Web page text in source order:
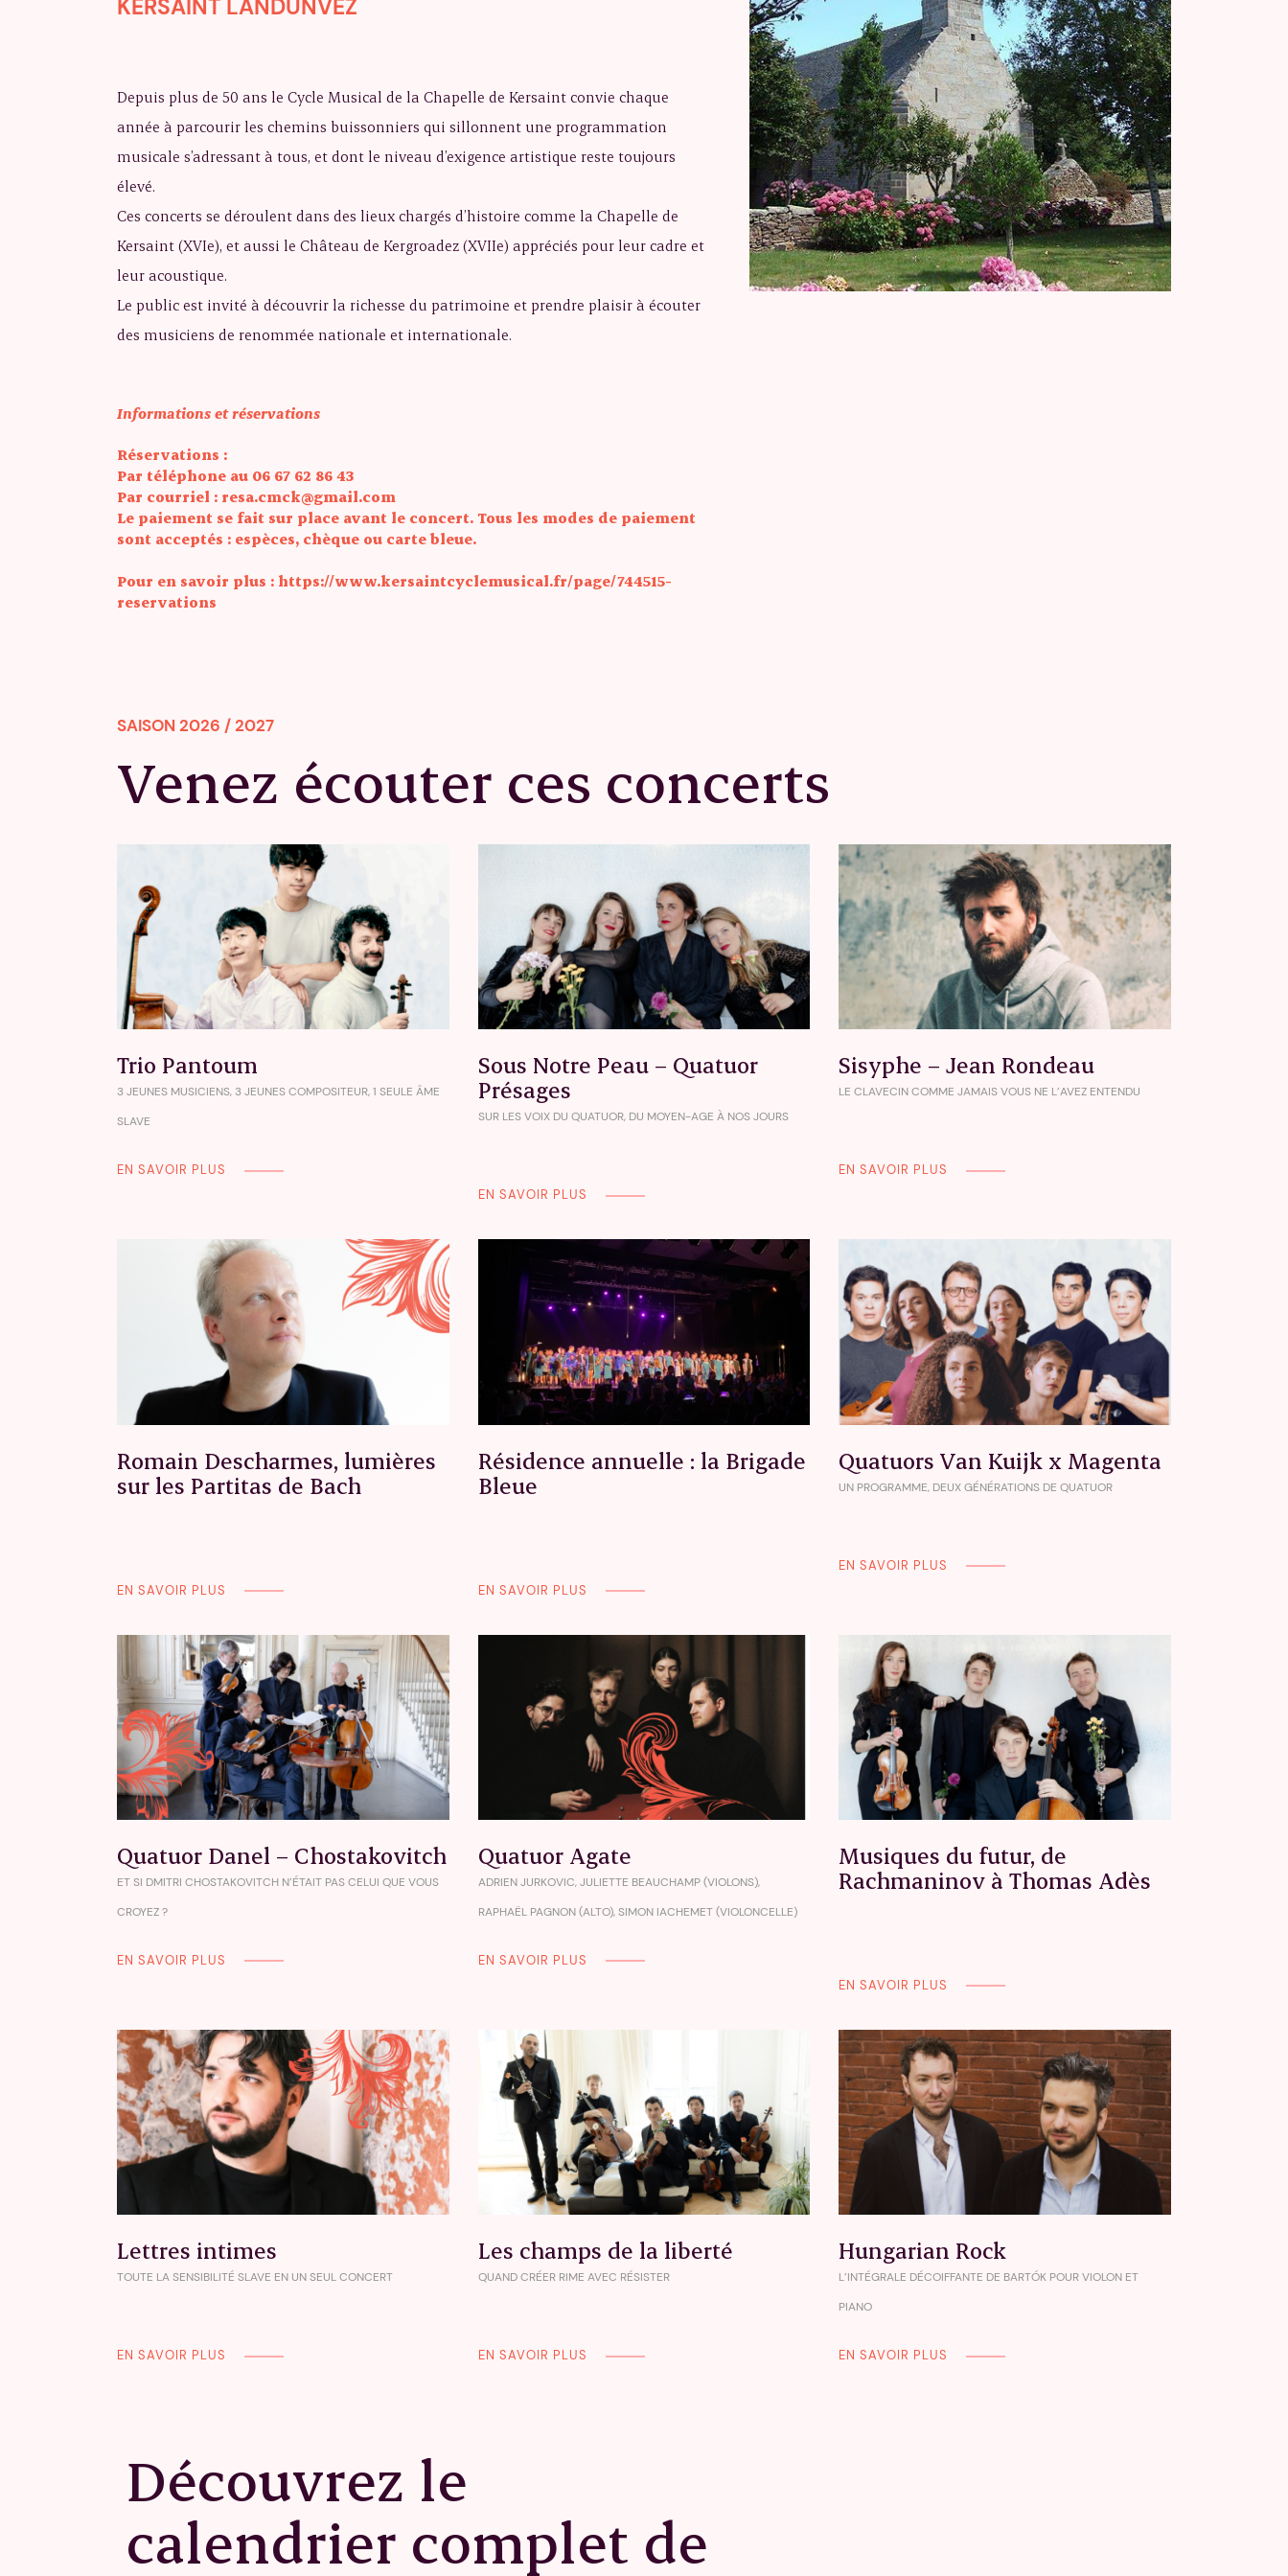
KERSAINT LANDUNVEZ
Depuis plus de 50 ans le Cycle Musical de la Chapelle de Kersaint convie chaque
année à parcourir les chemins buissonniers qui sillonnent une programmation
musicale s’adressant à tous, et dont le niveau d’exigence artistique reste toujours
élevé.
Ces concerts se déroulent dans des lieux chargés d’histoire comme la Chapelle de
Kersaint (XVIe), et aussi le Château de Kergroadez (XVIIe) appréciés pour leur cadre et
leur acoustique.
Le public est invité à découvrir la richesse du patrimoine et prendre plaisir à écouter
des musiciens de renommée nationale et internationale.
Informations et réservations
Réservations :
Par téléphone au 06 67 62 86 43
Par courriel : resa.cmck@gmail.com
Le paiement se fait sur place avant le concert. Tous les modes de paiement
sont acceptés : espèces, chèque ou carte bleue.
Pour en savoir plus : https://www.kersaintcyclemusical.fr/page/744515-
reservations
SAISON 2026 / 2027
Venez écouter ces concerts
Trio Pantoum
3 JEUNES MUSICIENS, 3 JEUNES COMPOSITEUR, 1 SEULE ÂME
SLAVE
EN SAVOIR PLUS
Sous Notre Peau – Quatuor
Présages
SUR LES VOIX DU QUATUOR, DU MOYEN-AGE À NOS JOURS
EN SAVOIR PLUS
Sisyphe – Jean Rondeau
LE CLAVECIN COMME JAMAIS VOUS NE L’AVEZ ENTENDU
EN SAVOIR PLUS
Romain Descharmes, lumières
sur les Partitas de Bach
EN SAVOIR PLUS
Résidence annuelle : la Brigade
Bleue
EN SAVOIR PLUS
Quatuors Van Kuijk x Magenta
UN PROGRAMME, DEUX GÉNÉRATIONS DE QUATUOR
EN SAVOIR PLUS
Quatuor Danel – Chostakovitch
ET SI DMITRI CHOSTAKOVITCH N’ÉTAIT PAS CELUI QUE VOUS
CROYEZ ?
EN SAVOIR PLUS
Quatuor Agate
ADRIEN JURKOVIC, JULIETTE BEAUCHAMP (VIOLONS),
RAPHAËL PAGNON (ALTO), SIMON IACHEMET (VIOLONCELLE)
EN SAVOIR PLUS
Musiques du futur, de
Rachmaninov à Thomas Adès
EN SAVOIR PLUS
Lettres intimes
TOUTE LA SENSIBILITÉ SLAVE EN UN SEUL CONCERT
EN SAVOIR PLUS
Les champs de la liberté
QUAND CRÉER RIME AVEC RÉSISTER
EN SAVOIR PLUS
Hungarian Rock
L’INTÉGRALE DÉCOIFFANTE DE BARTÓK POUR VIOLON ET
PIANO
EN SAVOIR PLUS
Découvrez le
calendrier complet de